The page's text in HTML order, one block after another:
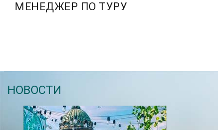
МЕНЕДЖЕР ПО ТУРУ
НОВОСТИ